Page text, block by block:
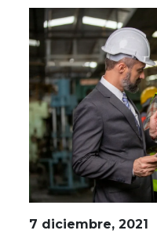
7 diciembre, 2021